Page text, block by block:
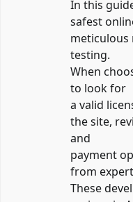
In this
safest
meticulous
testing.
When
to look for
a valid
the site,
and
payment
from
These